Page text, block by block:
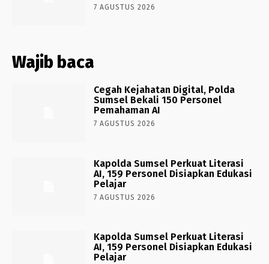
7 AGUSTUS 2026
Wajib baca
Cegah Kejahatan Digital, Polda
Sumsel Bekali 150 Personel
Pemahaman AI
7 AGUSTUS 2026
Kapolda Sumsel Perkuat Literasi
AI, 159 Personel Disiapkan Edukasi
Pelajar
7 AGUSTUS 2026
Kapolda Sumsel Perkuat Literasi
AI, 159 Personel Disiapkan Edukasi
Pelajar